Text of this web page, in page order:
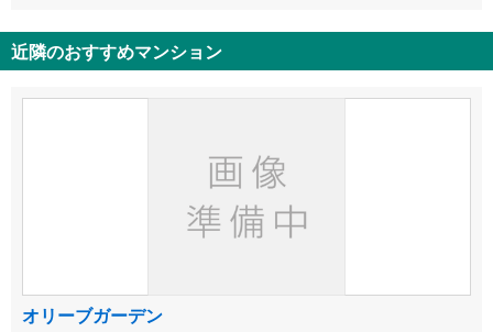
近隣のおすすめマンション
オリーブガーデン